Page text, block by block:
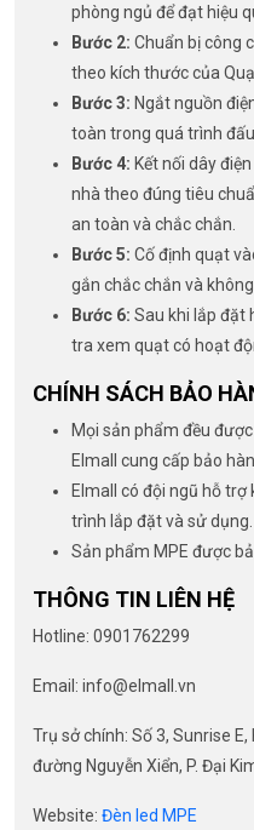
phòng ngủ để đạt hiệu
Bước 2: Chuẩn bị công
theo kích thước của
Bước 3: Ngắt nguồn
toàn trong quá trình
Bước 4: Kết nối dây
nhà theo đúng tiêu
an toàn và chắc chắn.
Bước 5: Cố định quạt
gắn chắc chắn và
Bước 6: Sau khi lắp đặt
tra xem quạt có hoạt
CHÍNH SÁCH BẢO
Mọi sản phẩm đều
Elmall cung cấp bảo
Elmall có đội ngũ hỗ
trình lắp đặt và sử dụng.
Sản phẩm MPE được
THÔNG TIN LIÊN HỆ
Hotline: 0901762299
Email: info@elmall.vn
Trụ sở chính: Số 3, Sunrise
đường Nguyễn Xiển, P. Đại
Website: Đèn led MPE